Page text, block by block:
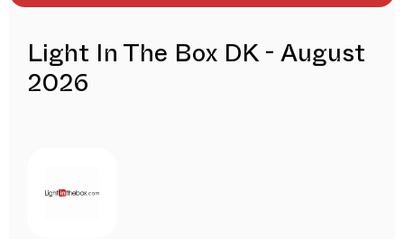
Light In The Box DK - August
2026